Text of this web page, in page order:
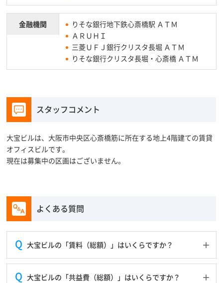
金融機関
りそな銀行地下鉄心斎橋駅 ＡＴＭ
ＡＲＵＨＩ
三菱ＵＦＪ銀行クリスタ長堀 ＡＴＭ
りそな銀行クリスタ長堀・心斎橋 ＡＴＭ
スタッフコメント
大宝ビルは、大阪市中央区心斎橋筋に所在する地上4階建ての賃貸
オフィスビルです。
現在は募集中の区画はございません。
よくある質問
大宝ビルの「賃料（総額）」はいくらですか？
大宝ビルの「共益費（総額）」はいくらですか？